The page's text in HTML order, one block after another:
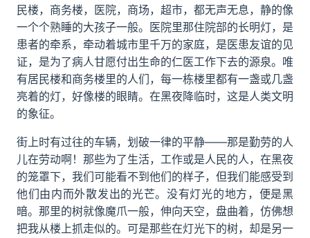
民楼，商务楼，医院，商场，超市，都无声无息，静的像
一个个熟睡的大孩子一般。医院里那住院部的长明灯，是
患者的牵系，牵动着城市里千万的家庭，是医患友谊的见
证，是为了病人甘愿付出生命的仁医工作下去的源泉。唯
有居民楼和商务楼里的人们，每一栋楼里都有一盏或几盏
亮着的灯，好像楼的眼睛。在黑夜降临时，这是人类文明
的象征。
街上时有过往的车辆，划破一律的平静——那是勤劳的人
儿在劳动啊！那些为了生活，工作或是人民的人，在黑夜
的笼罩下，我们可能看不到他们的样子，但我们能感受到
他们由内而外散发出的光芒。没有灯光的地方，便是黑
暗。那里的树就像魔爪一般，伸向天空，盘曲着，仿佛想
把我从楼上抓走似的。可是那些在灯光下的树，却是另一